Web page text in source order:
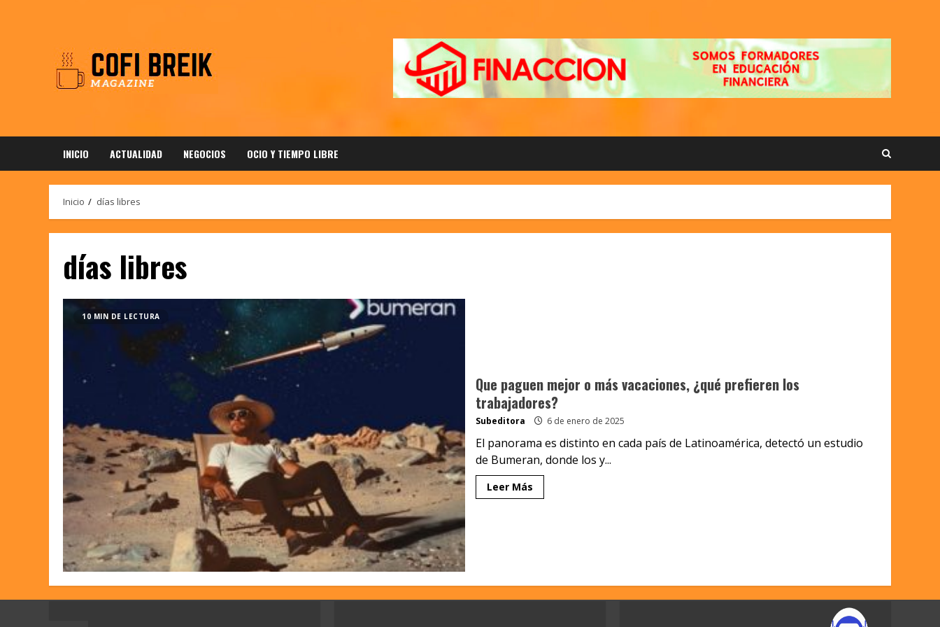
INICIO ACTUALIDAD NEGOCIOS OCIO Y TIEMPO LIBRE
Inicio días libres
días libres
10 MIN DE LECTURA
Que paguen mejor o más vacaciones, ¿qué prefieren los
trabajadores?
Subeditora 6 de enero de 2025
El panorama es distinto en cada país de Latinoamérica, detectó un estudio
de Bumeran, donde los y...
Leer Más